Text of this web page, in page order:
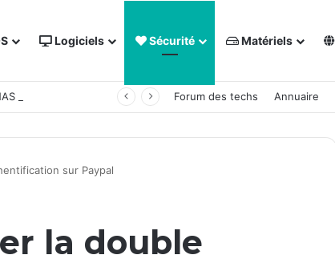
Logiciels Sécurité Matériels
Synology Forum des techs Annuaire
sur Paypal
la double